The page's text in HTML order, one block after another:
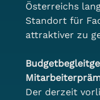
Österreichs
Standort für
attraktiver zu
Der derzeit